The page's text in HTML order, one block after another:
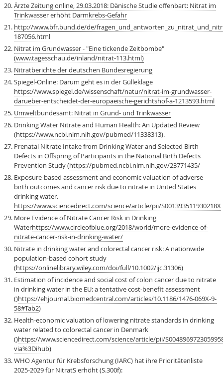
Ärzte Zeitung online, 29.03.2018: Dänische Studie offenbart: Nitrat im
Trinkwasser erhöht Darmkrebs-Gefahr
http://www.bfr.bund.de/de/
187056.html
Nitrat im Grundwasser - "Eine tickende Zeitbombe"
(www.tagesschau.de/inland/nitrat-113.html)
Nitratberichte der deutschen Bundesregierung
Spiegel-Online: Darum geht es in der Gülleklage
https://www.spiegel.de/wissenschaft/natur/nitrat-im-grundwasser-
darueber-entscheidet-der-europaeische-gerichtshof-a-1213593.html
Umweltbundesamt: Nitrat in Grund- und Trinkwasser
Drinking Water Nitrate and Human Health: An Updated Review
(https://www.ncbi.nlm.nih.gov/pubmed/11338313).
Prenatal Nitrate Intake from Drinking Water and Selected Birth
Defects in Offspring of Participants in the National Birth Defects
Prevention Study (https://pubmed.ncbi.nlm.nih.gov/23771435/
Exposure-based assessment and economic valuation of adverse
birth outcomes and cancer risk due to nitrate in United States
drinking water.
https://www.sciencedirect.com/science/article/pii/S001393511930218X
More Evidence of Nitrate Cancer Risk in Drinking
Waterhttps://www.circleofblue.org/2018/world/more-evidence-of-
nitrate-cancer-risk-in-drinking-water/
Nitrate in drinking water and colorectal cancer risk: A nationwide
population-based cohort study
(https://onlinelibrary.wiley.com/doi/full/10.1002/ijc.31306)
Estimation of incidence and social cost of colon cancer due to nitrate
in drinking water in the EU: a tentative cost-benefit assessment
()https://ehjournal.biomedcentral.com/articles/10.1186/1476-069X-9-
58#Tab2)
Health-economic valuation of lowering nitrate standards in drinking
water related to colorectal cancer in Denmark
()https://www.sciencedirect.com/science/article/pii/
via%3Dihub)
WHO Agentur für Krebsforschung (IARC) hat ihre Prioritätenliste
2025-2029 für NitratS erhöht (S.300f):